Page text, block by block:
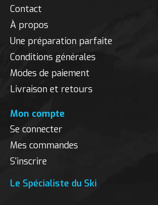
Contact
À propos
Une préparation parfaite
Conditions générales
Modes de paiement
Livraison et retours
Mon compte
Se connecter
Mes commandes
S'inscrire
Le Spécialiste du Ski